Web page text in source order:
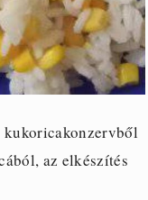
az elkészítés